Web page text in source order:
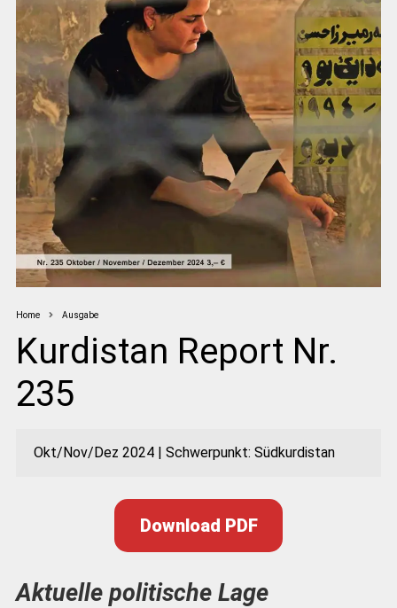
Home Ausgabe
Kurdistan Report Nr.
235
Okt/Nov/Dez 2024 | Schwerpunkt: Südkurdistan
Download PDF
Aktuelle politische Lage